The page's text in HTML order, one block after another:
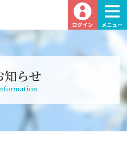
知らせ